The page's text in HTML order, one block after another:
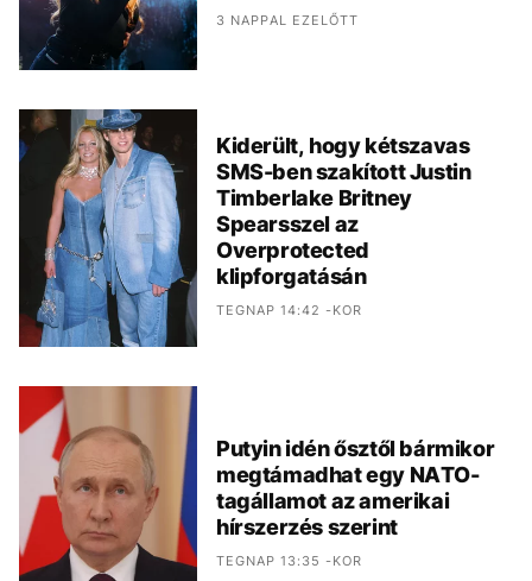
3 NAPPAL EZELŐTT
Kiderült, hogy kétszavas
SMS-ben szakított Justin
Timberlake Britney
Spearsszel az
Overprotected
klipforgatásán
TEGNAP 14:42 -KOR
Putyin idén ősztől bármikor
megtámadhat egy NATO-
tagállamot az amerikai
hírszerzés szerint
TEGNAP 13:35 -KOR